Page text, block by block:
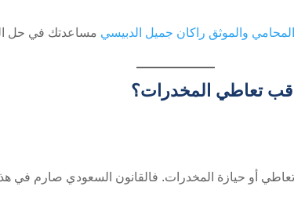
والموثق راكان جميل الدبيسي مساعدتك في حل
تعاطي المخدرات؟
أو حيازة المخدرات. فالقانون السعودي صارم في هذا